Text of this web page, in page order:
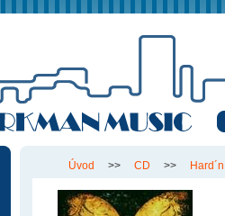
Úvod >> CD >>